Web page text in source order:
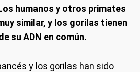
humanos y otros primates
similar, y los gorilas tienen
su ADN en común.
y los gorilas han sido